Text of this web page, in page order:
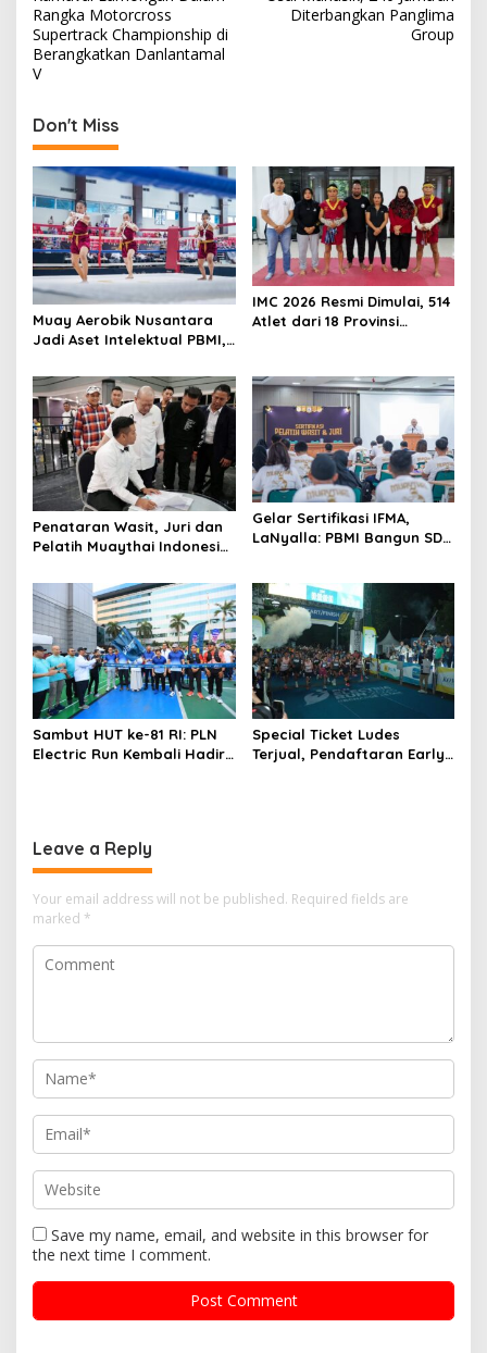
o
s
t
a
v
i
g
a
t
i
o
n
Rangka Motorcross
Supertrack Championship di
Berangkatkan Danlantamal
V
Diterbangkan Panglima
Group
Don't Miss
Muay Aerobik Nusantara
Jadi Aset Intelektual PBMI,
Cipta untuk Kemajuan
Muaythai Indonesia
IMC 2026 Resmi Dimulai, 514
Atlet dari 18 Provinsi
Penataran Wasit, Juri dan
Pelatih Muaythai Indonesia
Hadir di Jakarta
Gelar Sertifikasi IFMA,
LaNyalla: PBMI Bangun SDM
Sambut HUT ke-81 RI: PLN
Electric Run Kembali Hadir,
Special Ticket Ludes
Terjual, Pendaftaran Early
Leave a Reply
Your email address will not be published. Required fields are
marked *
Save my name, email, and website in this browser for
the next time I comment.